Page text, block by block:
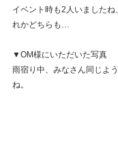
イベント時も2人いました
れかどちらも…
▼OM様にいただいた写真
雨宿り中、みなさん同じよ
ね。